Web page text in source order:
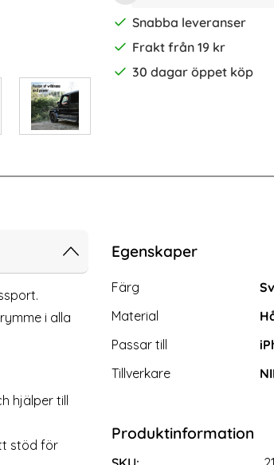
Snabba leveranser
Frakt från 19 kr
30 dagar öppet köp
iPhone 14 Pro Max 2-PACK
i alla
hjälper till
stöd för
Egenskaper
Egenskaper/attribut för
Attribut
Färg
Material
Passar till
Tillverkare
Produktinformation